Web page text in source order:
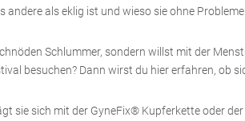
als eklig ist und wieso sie ohne
Schlummer, sondern willst mit der
besuchen? Dann wirst du hier erfahren, ob
sie sich mit der GyneFix® Kupferkette oder der